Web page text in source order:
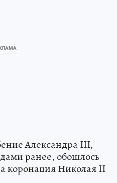
Александра III,
ранее, обошлось
а коронация Николая II